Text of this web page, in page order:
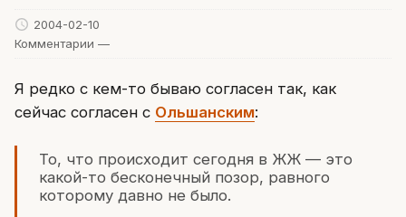
2004-02-10
Комментарии —
Я редко с кем-то бываю согласен так, как
сейчас согласен с Ольшанским:
То, что происходит сегодня в ЖЖ — это
какой-то бесконечный позор, равного
которому давно не было.